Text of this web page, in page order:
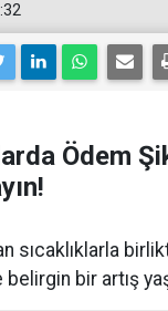
Ödem
sıcaklıklarla
bir artış